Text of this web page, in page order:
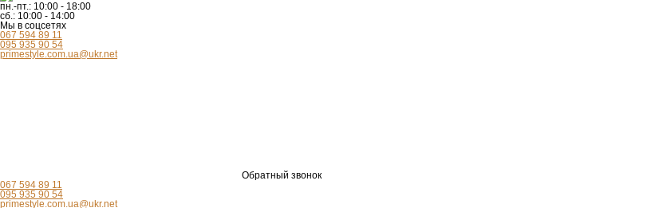
пн.-пт.: 10:00 - 18:00
сб.: 10:00 - 14:00
Мы в соцсетях
067 594 89 11
095 935 90 54
primestyle.com.ua@ukr.net
Обратный звонок
067 594 89 11
095 935 90 54
primestyle.com.ua@ukr.net